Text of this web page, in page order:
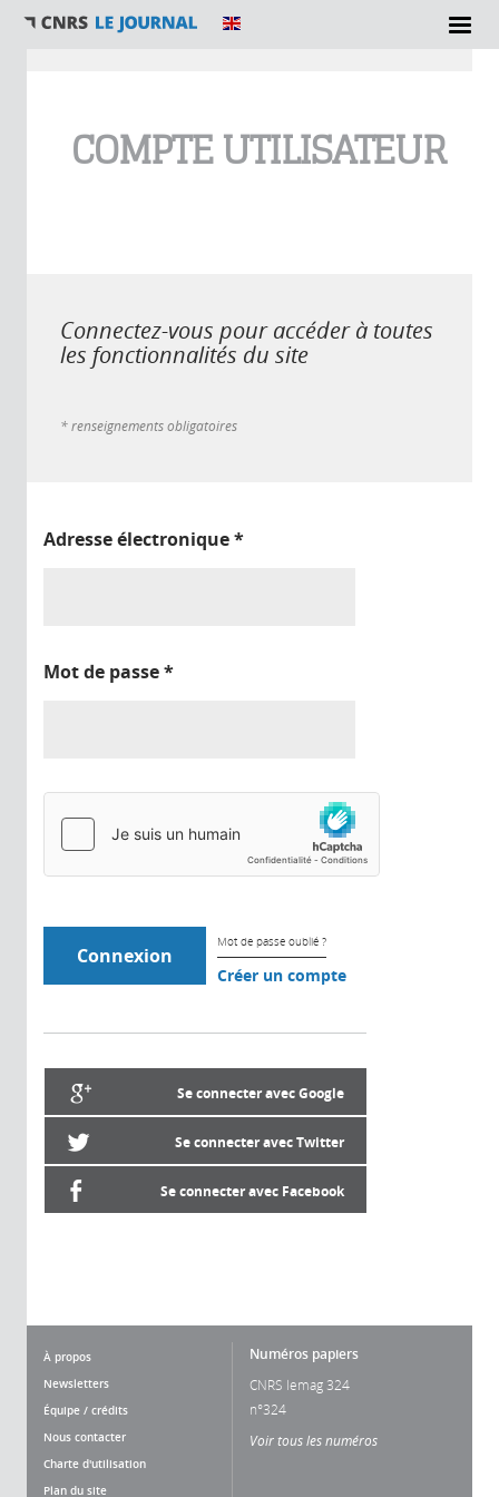
COMPTE UTILISATEUR
Connectez-vous pour accéder à toutes
les fonctionnalités du site
* renseignements obligatoires
Adresse électronique*
Mot de passe*
Mot de passe oublié ?
Créer un compte
Se connecter avec Google
Se connecter avec Twitter
Se connecter avec Facebook
À propos
Newsletters
Équipe / crédits
Nous contacter
Charte d'utilisation
Plan du site
Numéros papiers
CNRS lemag 324
n°324
Voir tous les numéros